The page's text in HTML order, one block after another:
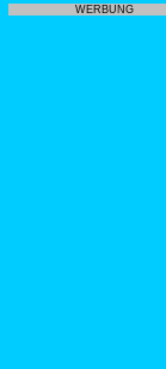
WERBUNG